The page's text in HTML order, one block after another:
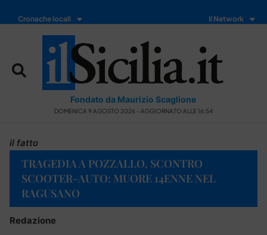
Cronache locali Il Network
Fondato da Maurizio Scaglione
DOMENICA 9 AGOSTO 2026 - AGGIORNATO ALLE 16:54
il fatto
TRAGEDIA A POZZALLO, SCONTRO
SCOOTER-AUTO: MUORE 14ENNE NEL
RAGUSANO
Redazione